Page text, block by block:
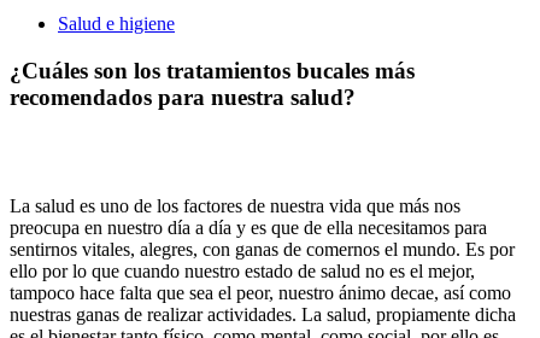
Salud e higiene
¿Cuáles son los tratamientos bucales más
recomendados para nuestra salud?
La salud es uno de los factores de nuestra vida que más nos
preocupa en nuestro día a día y es que de ella necesitamos para
sentirnos vitales, alegres, con ganas de comernos el mundo. Es por
ello por lo que cuando nuestro estado de salud no es el mejor,
tampoco hace falta que sea el peor, nuestro ánimo decae, así como
nuestras ganas de realizar actividades. La salud, propiamente dicha